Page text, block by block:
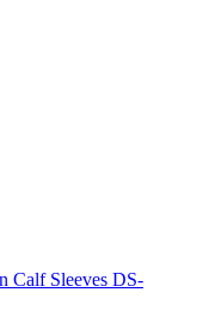
Calf Sleeves DS-